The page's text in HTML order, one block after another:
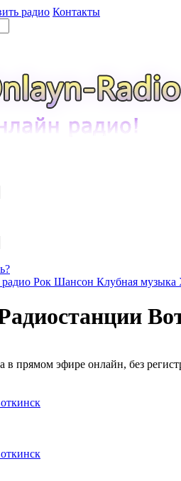
радио Контакты
радио Рок Шансон Клубная музыка
в прямом эфире онлайн, без